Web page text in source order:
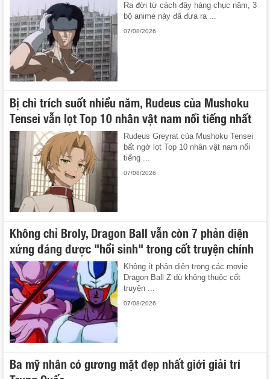
Ra đời từ cách đây hàng chục năm, 3
bộ anime này đã đưa ra ...
07/08/2026
Bị chỉ trích suốt nhiều năm, Rudeus của Mushoku
Tensei vẫn lọt Top 10 nhân vật nam nổi tiếng nhất
Rudeus Greyrat của Mushoku Tensei
bất ngờ lọt Top 10 nhân vật nam nổi
tiếng ...
07/08/2026
Không chỉ Broly, Dragon Ball vẫn còn 7 phản diện
xứng đáng được "hồi sinh" trong cốt truyện chính
Không ít phản diện trong các movie
Dragon Ball Z dù không thuộc cốt
truyện ...
07/08/2026
Ba mỹ nhân có gương mặt đẹp nhất giới giải trí